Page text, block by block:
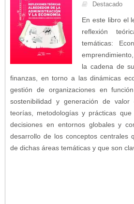
Destacado
En este libro el
reflexión
temáticas:
la cadena de
finanzas, en torno a las dinámicas
gestión de organizaciones en
sostenibilidad y generación de valor
teorías, metodologías y prácticas
decisiones en entornos globales y
desarrollo de los conceptos centrales
de dichas áreas temáticas y que son